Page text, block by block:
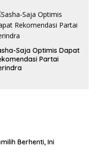
Saja Optimis Dapat
Partai
Berhenti, Ini